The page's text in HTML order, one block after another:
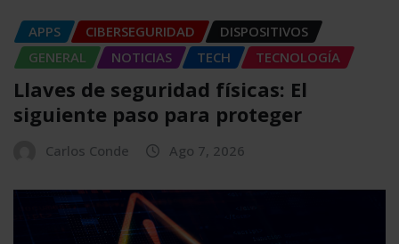
APPS CIBERSEGURIDAD
DISPOSITIVOS
GENERAL
NOTICIAS TECH TECNOLOGÍA
Llaves de seguridad físicas: El
siguiente paso para proteger
Carlos Conde Ago 7, 2026